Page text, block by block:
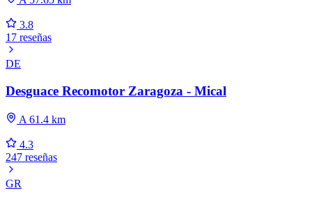
3.8
17 reseñas
DE
Desguace Recomotor Zaragoza - Mical
A 61.4 km
4.3
247 reseñas
GR